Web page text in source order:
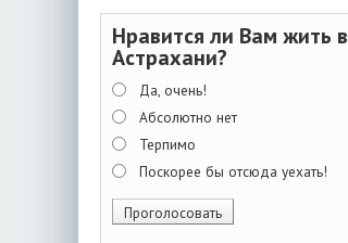
Нравится ли Вам жить в
Астрахани?
Да, очень!
Абсолютно нет
Терпимо
Поскорее бы отсюда уехать!